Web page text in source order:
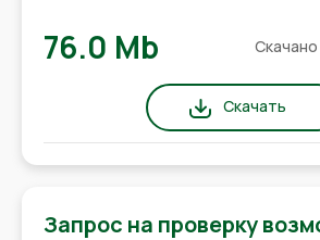
76.0 Mb Скачано
Скачать
Запрос на проверку